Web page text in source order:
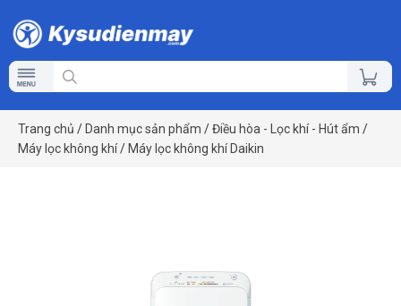
Trang chủ / Danh mục sản phẩm /Điều hòa - Lọc khí - Hút ẩm /
Máy lọc không khí/ Máy lọc không khí Daikin